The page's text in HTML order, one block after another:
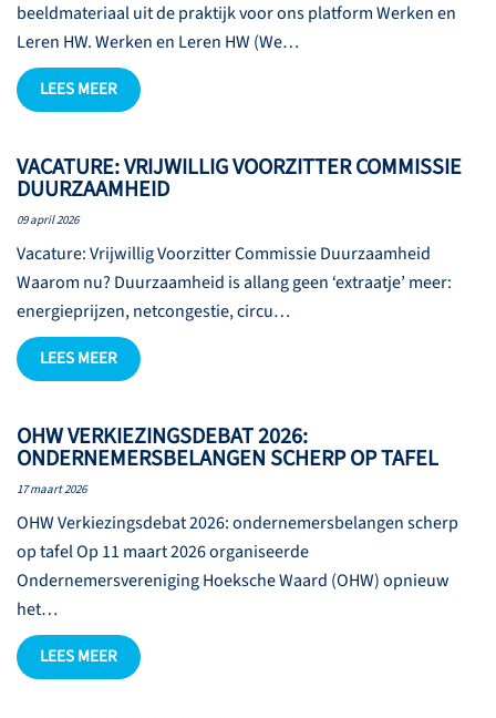
beeldmateriaal uit de praktijk voor ons platform Werken en
Leren HW. Werken en Leren HW (We…
LEES MEER
VACATURE: VRIJWILLIG VOORZITTER COMMISSIE
DUURZAAMHEID
09 april 2026
Vacature: Vrijwillig Voorzitter Commissie Duurzaamheid
Waarom nu? Duurzaamheid is allang geen ‘extraatje’ meer:
energieprijzen, netcongestie, circu…
LEES MEER
OHW VERKIEZINGSDEBAT 2026:
ONDERNEMERSBELANGEN SCHERP OP TAFEL
17 maart 2026
OHW Verkiezingsdebat 2026: ondernemersbelangen scherp
op tafel Op 11 maart 2026 organiseerde
Ondernemersvereniging Hoeksche Waard (OHW) opnieuw
het…
LEES MEER